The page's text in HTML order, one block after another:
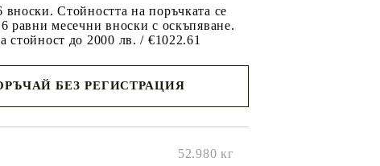
Стойността на поръчката се
равни месечни вноски с оскъпяване.
стойност до 2000 лв. / €1022.61
БЕЗ РЕГИСТРАЦИЯ
52.980 кг